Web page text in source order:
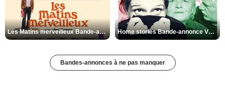
Les Matins merveilleux Bande-annonce VF Home stories Bande-annonce VO STFR
Bandes-annonces à ne pas manquer